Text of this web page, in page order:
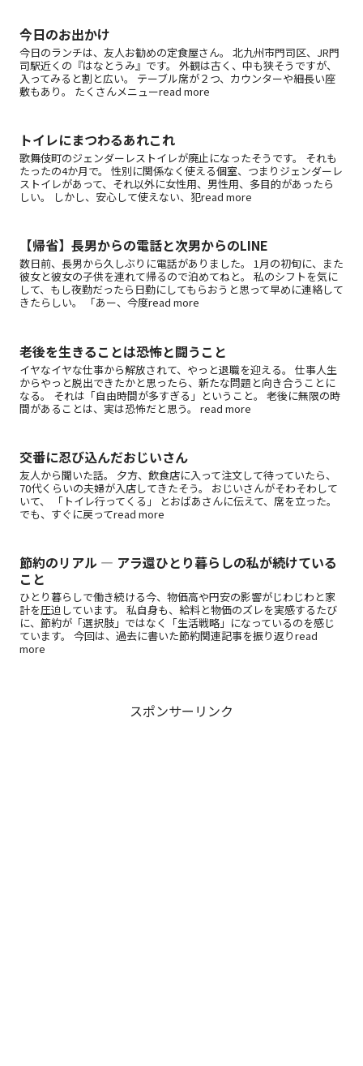
今日のお出かけ
今日のランチは、友人お勧めの定食屋さん。 北九州市門司区、JR門
司駅近くの『はなとうみ』です。 外観は古く、中も狭そうですが、
入ってみると割と広い。 テーブル席が２つ、カウンターや細長い座
敷もあり。 たくさんメニューread more
トイレにまつわるあれこれ
歌舞伎町のジェンダーレストイレが廃止になったそうです。 それも
たったの4か月で。 性別に関係なく使える個室、つまりジェンダーレ
ストイレがあって、それ以外に女性用、男性用、多目的があったら
しい。 しかし、安心して使えない、犯read more
【帰省】長男からの電話と次男からのLINE
数日前、長男から久しぶりに電話がありました。 1月の初旬に、また
彼女と彼女の子供を連れて帰るので泊めてねと。 私のシフトを気に
して、もし夜勤だったら日勤にしてもらおうと思って早めに連絡して
きたらしい。 「あー、今度read more
老後を生きることは恐怖と闘うこと
イヤなイヤな仕事から解放されて、やっと退職を迎える。 仕事人生
からやっと脱出できたかと思ったら、新たな問題と向き合うことに
なる。 それは「自由時間が多すぎる」ということ。 老後に無限の時
間があることは、実は恐怖だと思う。 read more
交番に忍び込んだおじいさん
友人から聞いた話。 夕方、飲食店に入って注文して待っていたら、
70代くらいの夫婦が入店してきたそう。 おじいさんがそわそわして
いて、 「トイレ行ってくる」 とおばあさんに伝えて、席を立った。
でも、すぐに戻ってread more
節約のリアル ― アラ還ひとり暮らしの私が続けている
こと
ひとり暮らしで働き続ける今、物価高や円安の影響がじわじわと家
計を圧迫しています。 私自身も、給料と物価のズレを実感するたび
に、節約が「選択肢」ではなく「生活戦略」になっているのを感じ
ています。 今回は、過去に書いた節約関連記事を振り返りread
more
スポンサーリンク